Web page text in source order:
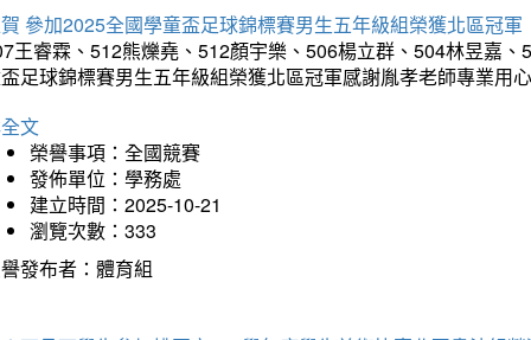
參加2025全國學童盃足球錦標賽男生五年級組榮獲北區冠軍
王睿霖、512熊爍堯、512顏宇樂、506楊立群、504林昱嘉
足球錦標賽男生五年級組榮獲北區冠軍感謝胤孝老師專業用
文
榮譽事項：全國競賽
發佈單位：學務處
建立時間：2025-10-21
瀏覽次數：333
發布者：體育組